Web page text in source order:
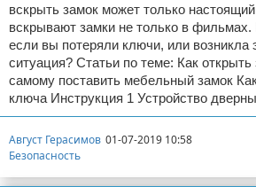
вскрыть замок может только
вскрывают замки не только в фильмах.
если вы потеряли ключи, или возникла
ситуация? Статьи по теме: Как
самому поставить мебельный замок
ключа Инструкция 1 Устройство
Август Герасимов 01-07-2019 10:58
Безопасность